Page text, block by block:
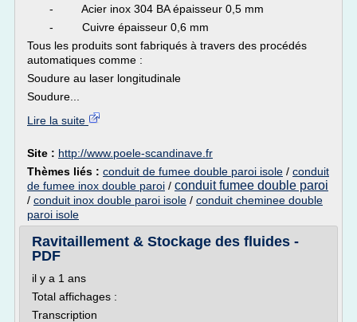
- Acier inox 304 BA épaisseur 0,5 mm
- Cuivre épaisseur 0,6 mm
Tous les produits sont fabriqués à travers des procédés
automatiques comme :
Soudure au laser longitudinale
Soudure...
Lire la suite
Site : http://www.poele-scandinave.fr
Thèmes liés : conduit de fumee double paroi isole / conduit
de fumee inox double paroi / conduit fumee double paroi
/ conduit inox double paroi isole / conduit cheminee double
paroi isole
Ravitaillement & Stockage des fluides -
PDF
il y a 1 ans
Total affichages :
Transcription